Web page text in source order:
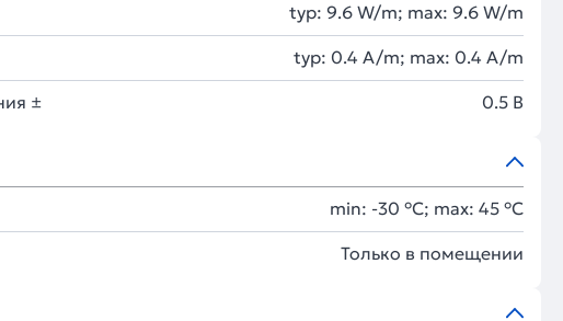
typ: 9.6 W/m; max: 9.6 W/m
typ: 0.4 A/m; max: 0.4 A/m
± 0.5 В
min: -30 °C; max: 45 °C
Только в помещении